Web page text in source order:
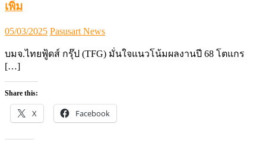
เพิ่ม
Posted
05/03/2025 Author
Pasusart News
บมจ.ไทยฟู้ดส์ กรุ๊ป (TFG) มั่นใจแนวโน้มผลงานปี 68 โตแกร
[…]
Share this:
X Facebook